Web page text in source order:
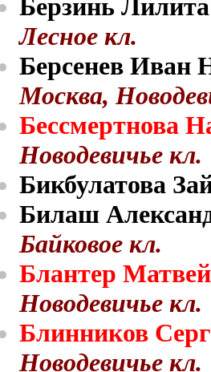
Берзинь
Лесное кл.
Берсенев Иван
Москва,
Бессмертнова
Новодевичье кл.
Бикбулатова
Билаш
Байковое кл.
Блантер
Новодевичье кл.
Блинников
Новодевичье кл.